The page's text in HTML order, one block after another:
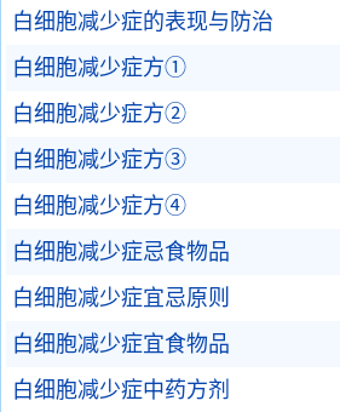
白细胞减少症的表现与防治
白细胞减少症方①
白细胞减少症方②
白细胞减少症方③
白细胞减少症方④
白细胞减少症忌食物品
白细胞减少症宜忌原则
白细胞减少症宜食物品
白细胞减少症中药方剂